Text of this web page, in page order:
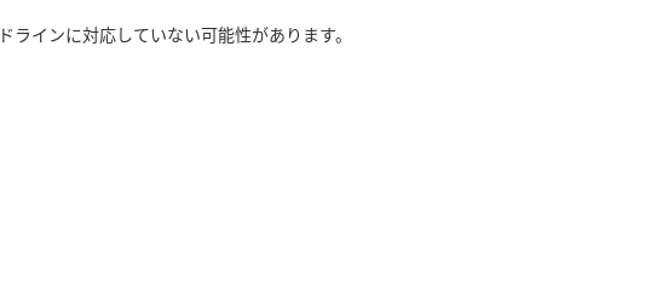
インに対応していない可能性があります。